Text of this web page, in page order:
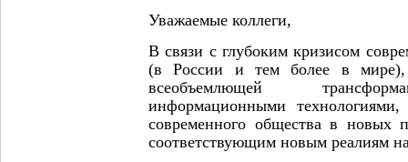
Уважаемые коллеги,
В связи с глубоким кризисом
(в России и тем более в мире),
всеобъемлющей
информационными технологиями,
современного общества в новых
соответствующим новым реалиям